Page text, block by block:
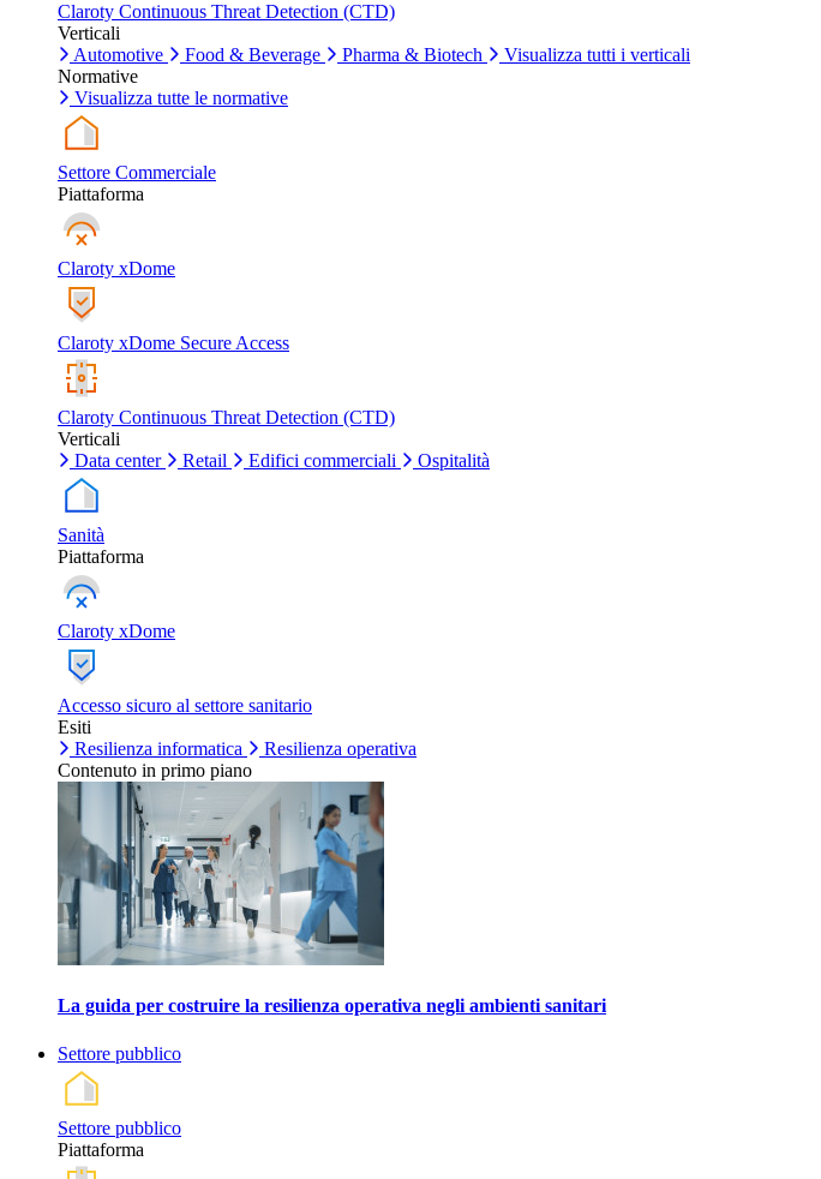
Claroty Continuous Threat Detection (CTD)
Verticali
Automotive
Food & Beverage Pharma & Biotech
Visualizza tutti i verticali
Normative
Visualizza tutte le normative
Settore Commerciale
Piattaforma
Claroty xDome
Claroty xDome Secure Access
Claroty Continuous Threat Detection (CTD)
Verticali
Data center
Retail Edifici commerciali Ospitalità
Sanità
Piattaforma
Claroty xDome
Accesso sicuro al settore sanitario
Esiti
Resilienza informatica
Resilienza operativa
Contenuto in primo piano
La guida per costruire la resilienza operativa negli ambienti sanitari
Settore pubblico
Settore pubblico
Piattaforma